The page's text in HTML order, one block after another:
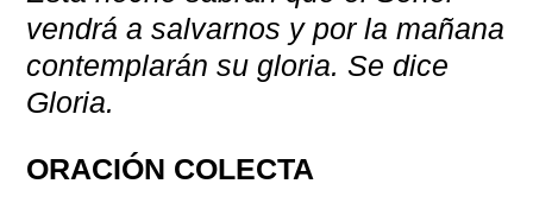
vendrá a salvarnos y por la mañana
contemplarán su gloria. Se dice
Gloria.
ORACIÓN COLECTA